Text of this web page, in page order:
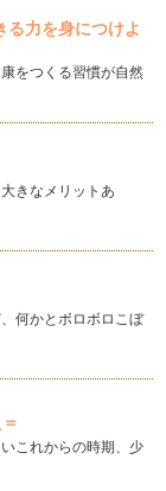
テム～テーブル
を買っておくと
テム～空間演出
な種類があり、
の薄いベビーシ
いかと思います
楽しもう
後６ヵ月をお祝
る力を身につけよ
をつくる習慣が自然
きなメリットあ
何かとボロボロこぼ
これからの時期、少